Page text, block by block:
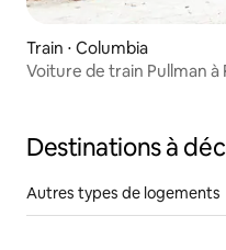
Train ⋅ Columbia
Voiture de train Pullman à
Destinations à
Autres types de logements